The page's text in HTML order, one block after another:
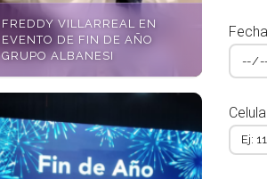
FREDDY VILLARREAL EN
EVENTO DE FIN DE AÑO
GRUPO ALBANESI